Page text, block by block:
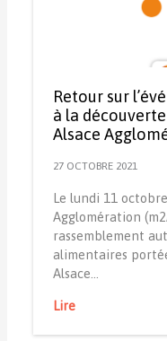
Retour sur
à la
Alsace
27 OCTOBRE 2021
Le lundi 11
Agglomération
rassemblement
alimentaires
Alsace…
Lire